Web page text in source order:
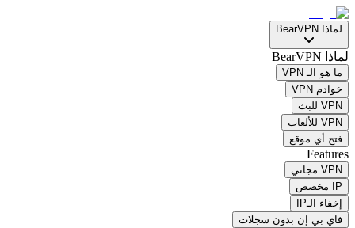
لماذا BearVPN
لماذا BearVPN
ما هو الـ VPN
خوادم VPN
VPN للبث
VPN للألعاب
فتح أي موقع
Features
VPN مجاني
IP مخصص
إخفاء الـIP
فاي بي إن بدون سجلات